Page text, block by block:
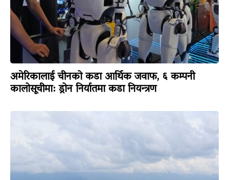
अमेरिकालाई चीनको कडा आर्थिक जवाफ, ६ कम्पनी
कालोसूचीमा: ड्रोन निर्यातमा कडा नियन्त्रण